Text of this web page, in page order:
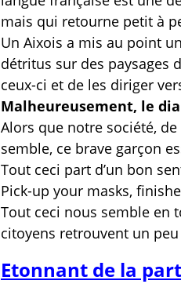
mais qui retourne petit à
Un Aixois a mis au point
détritus sur des paysages
ceux-ci et de les diriger
Malheureusement, le
Alors que notre société,
semble, ce brave garçon
Tout ceci part d’un bon
Pick-up your masks,
Tout ceci nous semble en
citoyens retrouvent un
Etonnant de la